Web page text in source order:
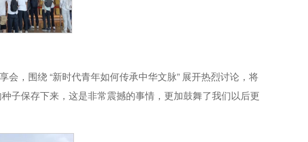
，围绕 “新时代青年如何传承中华文脉” 展开热烈讨论，将
子保存下来，这是非常震撼的事情，更加鼓舞了我们以后更